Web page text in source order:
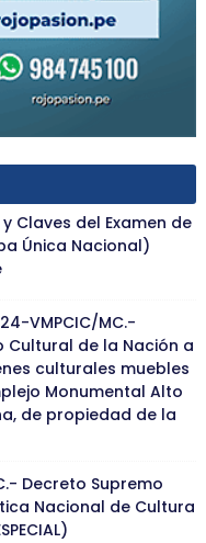
y Claves del Examen de
Única Nacional)
VMPCIC/MC.-
Cultural de la Nación a
culturales muebles
Monumental Alto
de propiedad de la
Decreto Supremo
Nacional de Cultura